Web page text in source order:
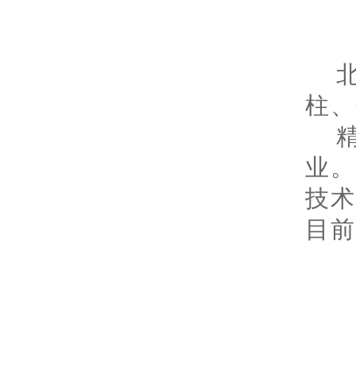
柱
业
技
目